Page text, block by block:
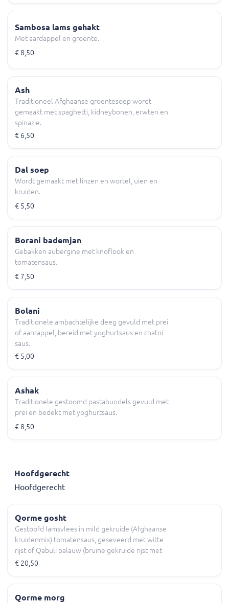
Sambosa lams gehakt
Met aardappel en groente.
€ 8,50
Ash
Traditioneel Afghaanse groentesoep wordt
gemaakt met spaghetti, kidneybonen, erwten en
spinazie.
€ 6,50
Dal soep
Wordt gemaakt met linzen en wortel, uien en
kruiden.
€ 5,50
Borani bademjan
Gebakken aubergine met knoflook en
tomatensaus.
€ 7,50
Bolani
Traditionele ambachtelijke deeg gevuld met prei
of aardappel, bereid met yoghurtsaus en chatni
saus.
€ 5,00
Ashak
Traditionele gestoomd pastabundels gevuld met
prei en bedekt met yoghurtsaus.
€ 8,50
Hoofdgerecht
Hoofdgerecht
Qorme gosht
Gestoofd lamsvlees in mild gekruide (Afghaanse
kruidenmix) tomatensaus, geseveerd met witte
rijst of Qabuli palauw (bruine gekruide rijst met
licht gebakken rozijnen, wortels en
€ 20,50
Qorme morg